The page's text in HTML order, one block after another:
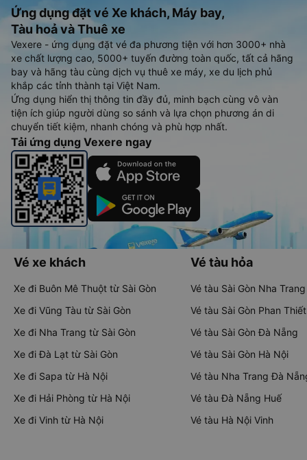
Ứng dụng đặt vé Xe khách, Máy bay,
Tàu hoả và Thuê xe
Vexere - ứng dụng đặt vé đa phương tiện với hơn 3000+ nhà
xe chất lượng cao, 5000+ tuyến đường toàn quốc, tất cả hãng
bay và hãng tàu cùng dịch vụ thuê xe máy, xe du lịch phủ
khắp các tỉnh thành tại Việt Nam.
Ứng dụng hiển thị thông tin đầy đủ, minh bạch cùng vô vàn
tiện ích giúp người dùng so sánh và lựa chọn phương án di
chuyển tiết kiệm, nhanh chóng và phù hợp nhất.
Tải ứng dụng Vexere ngay
Vé xe khách
Xe đi Buôn Mê Thuột từ Sài Gòn
Xe đi Vũng Tàu từ Sài Gòn
Xe đi Nha Trang từ Sài Gòn
Xe đi Đà Lạt từ Sài Gòn
Xe đi Sapa từ Hà Nội
Xe đi Hải Phòng từ Hà Nội
Xe đi Vinh từ Hà Nội
Vé tàu hỏa
Vé tàu Sài Gòn Nha Trang
Vé tàu Sài Gòn Phan Thiết
Vé tàu Sài Gòn Đà Nẵng
Vé tàu Sài Gòn Hà Nội
Vé tàu Nha Trang Đà
Vé tàu Đà Nẵng Huế
Vé tàu Hà Nội Vinh